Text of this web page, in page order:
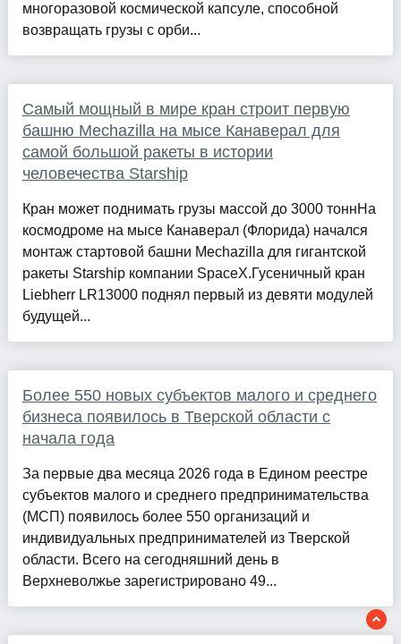
многоразовой космической капсуле, способной
возвращать грузы с орби...
Самый мощный в мире кран строит первую
башню Mechazilla на мысе Канаверал для
самой большой ракеты в истории
человечества Starship
Кран может поднимать грузы массой до 3000 тоннНа
космодроме на мысе Канаверал (Флорида) начался
монтаж стартовой башни Mechazilla для гигантской
ракеты Starship компании SpaceX.Гусеничный кран
Liebherr LR13000 поднял первый из девяти модулей
будущей...
Более 550 новых субъектов малого и среднего
бизнеса появилось в Тверской области с
начала года
За первые два месяца 2026 года в Едином реестре
субъектов малого и среднего предпринимательства
(МСП) появилось более 550 организаций и
индивидуальных предпринимателей из Тверской
области. Всего на сегодняшний день в
Верхневолжье зарегистрировано 49...